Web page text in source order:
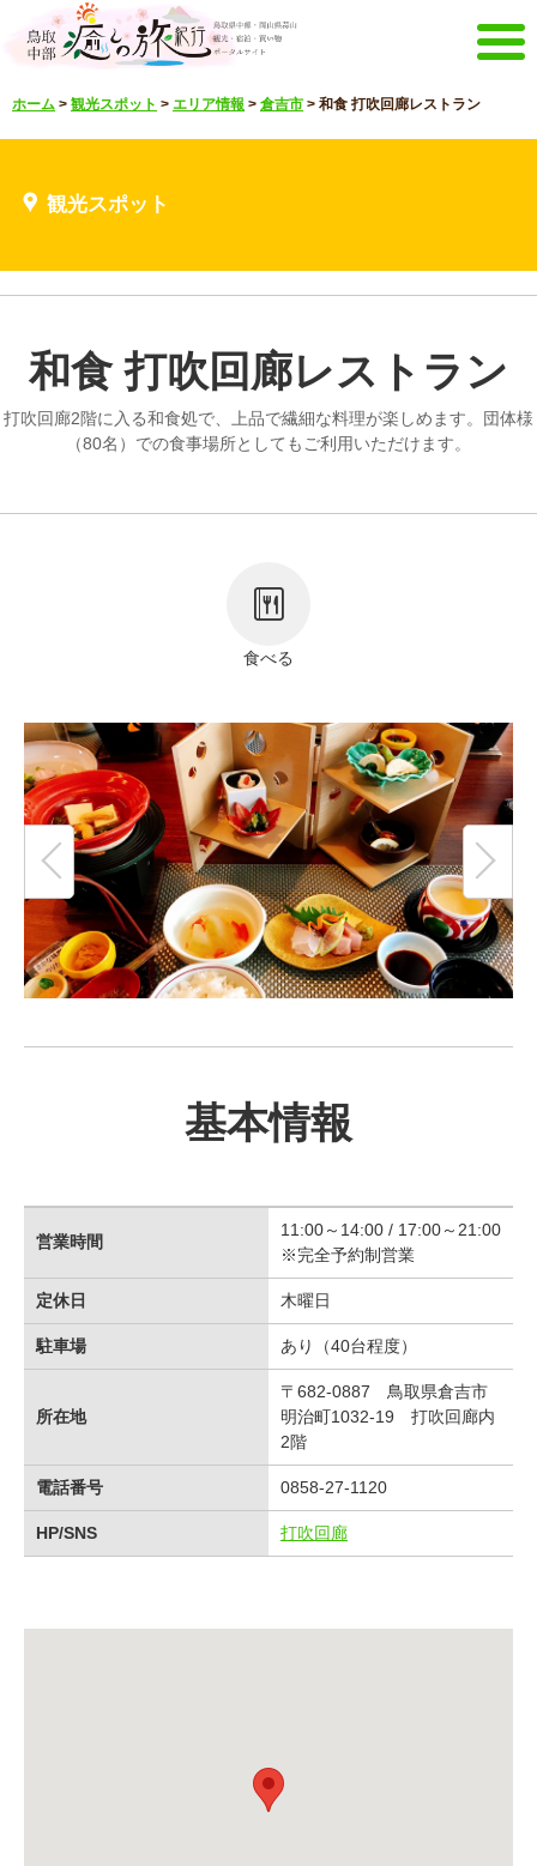
ホーム イベントキャンペーン
見どころ映像
メルマガ&パンフレット
その他のメニュー
ホーム > 観光スポット > エリア情報 > 倉吉市 > 和食 打吹回廊レストラン
観光スポット
和食 打吹回廊レストラン
打吹回廊2階に入る和食処で、上品で繊細な料理が楽しめます。団体様
（80名）での食事場所としてもご利用いただけます。
食べる
基本情報
営業時間
11:00～14:00 / 17:00～21:00
※完全予約制営業
定休日 木曜日
駐車場 あり（40台程度）
所在地
〒682-0887 鳥取県倉吉市
明治町1032-19 打吹回廊内
2階
電話番号 0858-27-1120
HP/SNS 打吹回廊